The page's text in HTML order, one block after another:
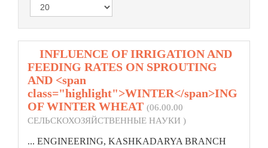
INFLUENCE OF IRRIGATION AND
FEEDING RATES ON SPROUTING
AND <span
class="highlight">WINTER</span>ING
OF WINTER WHEAT (06.00.00
СЕЛЬСКОХОЗЯЙСТВЕННЫЕ НАУКИ )
... ENGINEERING, KASHKADARYA BRANCH